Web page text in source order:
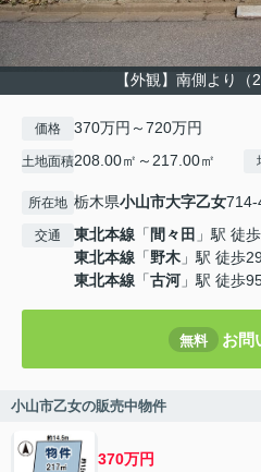
【外観】南側より（
価格 370万円～720万円
土地面積208.00㎡～217.00㎡
所在地 栃木県小山市大字乙女714-
交通 東北本線 「 間々田 」駅 徒
東北本線 「野木 」駅 徒歩
東北本線 「古河 」駅 徒歩
無料 お問
小山市乙女の販売中物件
370万円